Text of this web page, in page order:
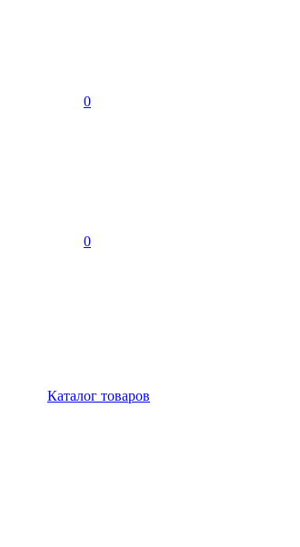
0
0
Каталог товаров